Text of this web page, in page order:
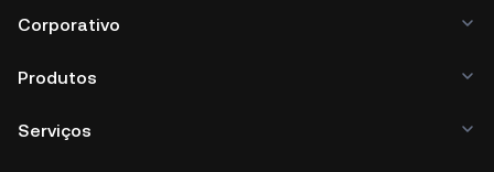
Corporativo
Produtos
Serviços